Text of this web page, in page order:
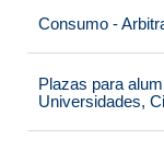
Consumo -
Plazas para
Universidades,